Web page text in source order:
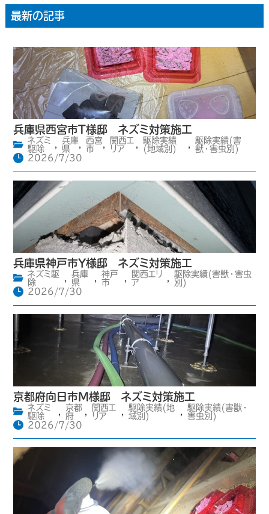
最新の記事
兵庫県西宮市T様邸 ネズミ対策施工
ネズミ
駆除
,
兵庫
県
,
西宮
市
,
関西エ
リア
,
駆除実績
(地域別)
,
駆除実績(害
獣・害虫別)
2026/7/30
兵庫県神戸市Y様邸 ネズミ対策施工
ネズミ駆
除
兵庫
県
神戸
市
関西エリ
ア
駆除実績(害獣・害虫
別)
2026/7/30
京都府向日市M様邸 ネズミ対策施工
ネズミ
駆除
京都
府
関西エ
リア
駆除実績(地
域別)
駆除実績(害獣・
害虫別)
2026/7/30